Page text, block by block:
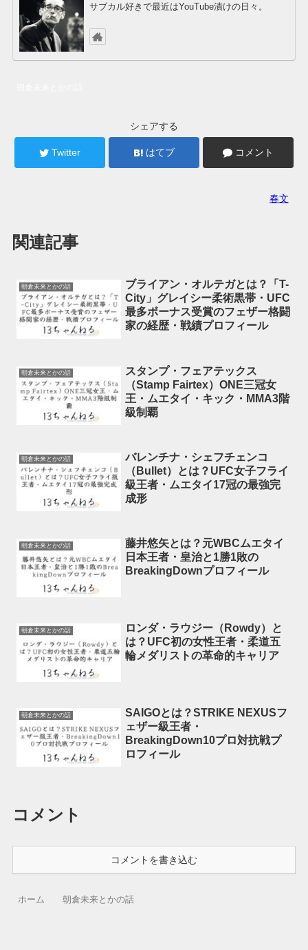
サブカル好きで最近はYouTube漬けの日々。
シェアする
Twitter はてブ コメント
春文
関連記事
朝倉未来とかの話
ブライアン・オルテガとは？「T-
City」グレイシー柔術黒帯・UFC
最多ボーナス受賞のフェザー格闘
家の経歴・戦績プロフィール
朝倉未来とかの話
スタンプ・フェアテックス
（Stamp Fairtex）ONE三冠女
王・ムエタイ・キック・MMA3階
級制覇
朝倉未来とかの話
バレンチナ・シェフチェンコ
（Bullet）とは？UFC女子フライ
級王者・ムエタイ17冠の最強完
成形
朝倉未来とかの話
藤井悠矢とは？元WBCムエタイ
日本王者・皇治と1勝1敗の
BreakingDownプロフィール
朝倉未来とかの話
ロンダ・ラウジー（Rowdy）と
は？UFC初の女性王者・柔道五
輪メダリストの革命的キャリア
朝倉未来とかの話
SAIGOとは？STRIKE NEXUSフ
ェザー級王者・
BreakingDown10プロ対抗戦プ
ロフィール
コメント
コメントを書き込む
ホーム 朝倉未来とかの話